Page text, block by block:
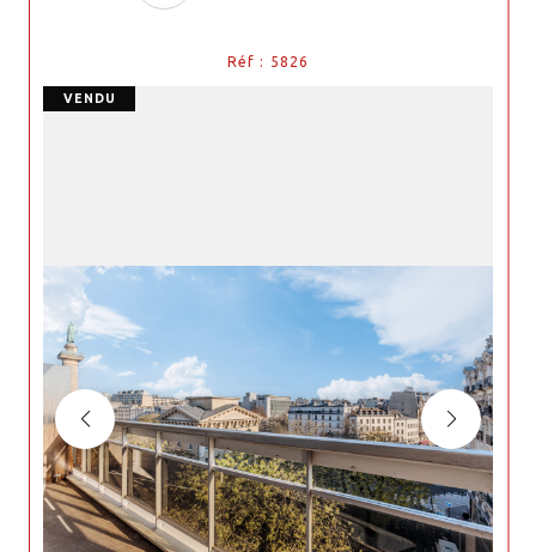
Réf : 5826
VENDU